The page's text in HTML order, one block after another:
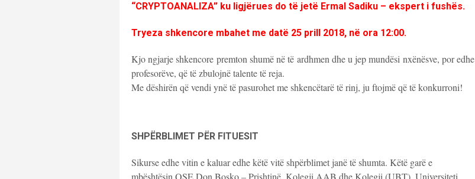
“CRYPTOANALIZA” ku ligjërues do të jetë Ermal Sadiku – ekspert i fushës.
Tryeza shkencore mbahet me datë 25 prill 2018, në ora 12:00.
Kjo ngjarje shkencore premton shumë në të ardhmen dhe u jep mundësi nxënësve, por edhe
profesorëve, që të zbulojnë talente të reja.
Me dëshirën që vendi ynë të pasurohet me shkencëtarë të rinj, ju ftojmë që të konkurroni!
SHPËRBLIMET PËR FITUESIT
Sikurse edhe vitin e kaluar edhe këtë vitë shpërblimet janë të shumta. Këtë garë e
mbështësin QSE Don Bosko – Prishtinë, Kolegji AAB dhe Kolegji (UBT), Universiteti